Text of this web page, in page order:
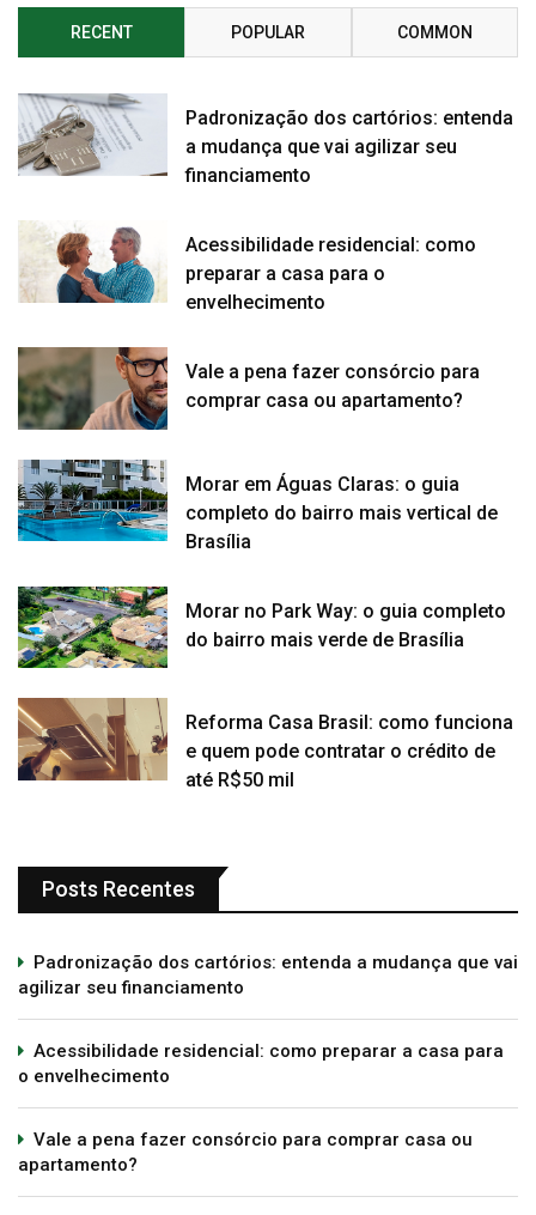
RECENT POPULAR COMMON
Padronização dos cartórios: entenda
a mudança que vai agilizar seu
financiamento
Acessibilidade residencial: como
preparar a casa para o
envelhecimento
Vale a pena fazer consórcio para
comprar casa ou apartamento?
Morar em Águas Claras: o guia
completo do bairro mais vertical de
Brasília
Morar no Park Way: o guia completo
do bairro mais verde de Brasília
Reforma Casa Brasil: como funciona
e quem pode contratar o crédito de
até R$50 mil
Posts Recentes
Padronização dos cartórios: entenda a mudança que vai
agilizar seu financiamento
Acessibilidade residencial: como preparar a casa para
o envelhecimento
Vale a pena fazer consórcio para comprar casa ou
apartamento?